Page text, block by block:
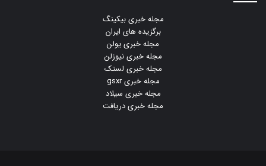
مجله خبری بیکینگ
برگزیده های ایران
مجله خبری یولن
مجله خبری نیوزلن
مجله خبری لستک
مجله خبری gsxr
مجله خبری سیلاد
مجله خبری دریافت